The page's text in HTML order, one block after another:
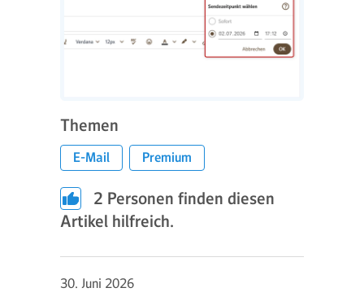
Themen
E-Mail Premium
2 Personen finden diesen
Artikel hilfreich.
30. Juni 2026